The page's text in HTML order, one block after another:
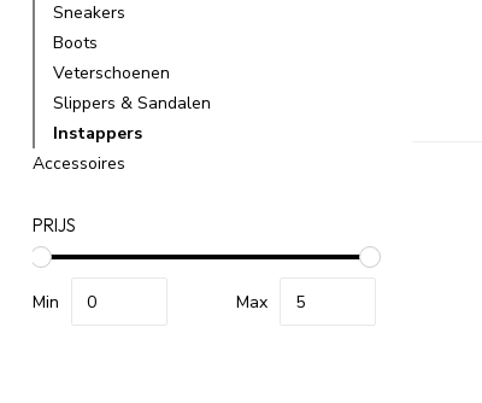
Sneakers
Boots
Veterschoenen
Slippers & Sandalen
Instappers
Accessoires
PRIJS
Min Max